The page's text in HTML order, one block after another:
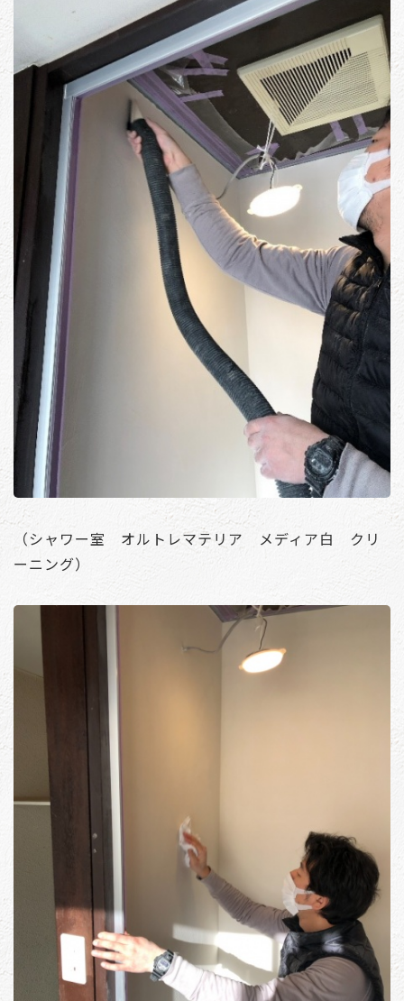
（シャワー室 オルトレマテリア メディア白 クリ
ーニング）